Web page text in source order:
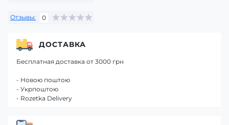
Отзывы: 0
ДОСТАВКА
Бесплатная доставка от 3000 грн
- Новою поштою
- Укрпоштою
- Rozetka Delivery